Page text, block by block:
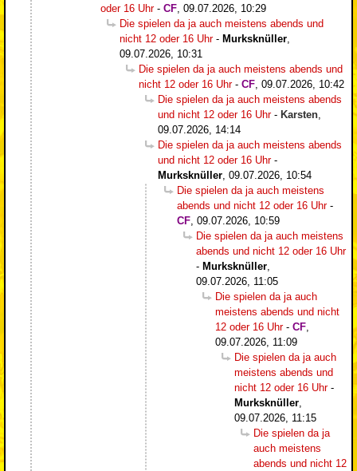
oder 16 Uhr- CF 09.07.2026, 10:29
Die spielen da ja auch meistens abends und
nicht 12 oder 16 Uhr- Murksknüller
09.07.2026, 10:31
Die spielen da ja auch meistens abends und
nicht 12 oder 16 Uhr- CF 09.07.2026, 10:42
Die spielen da ja auch meistens abends
und nicht 12 oder 16 Uhr- Karsten
09.07.2026, 14:14
Die spielen da ja auch meistens abends
und nicht 12 oder 16 Uhr-
Murksknüller 09.07.2026, 10:54
Die spielen da ja auch meistens
abends und nicht 12 oder 16 Uhr-
CF 09.07.2026, 10:59
Die spielen da ja auch meistens
abends und nicht 12 oder 16 Uhr
- Murksknüller
09.07.2026, 11:05
Die spielen da ja auch
meistens abends und nicht
12 oder 16 Uhr- CF
09.07.2026, 11:09
Die spielen da ja auch
meistens abends und
nicht 12 oder 16 Uhr-
Murksknüller
09.07.2026, 11:15
Die spielen da ja
auch meistens
abends und nicht 12